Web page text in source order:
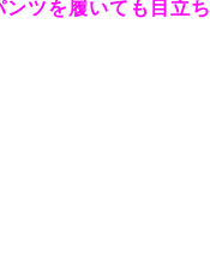
ンツを履いても目立